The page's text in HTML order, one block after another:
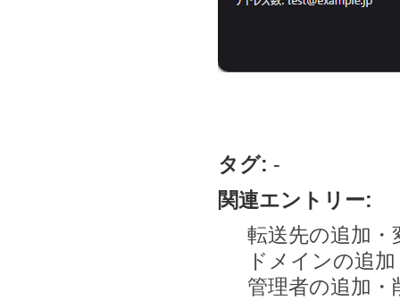
タグ: -
関連エントリー:
転送先の追加・
ドメインの追
管理者の追加・